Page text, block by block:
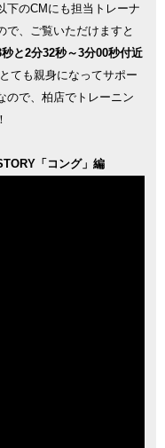
下のCMにも担当トレーナ
で、ご覧いただけますと
と2分32秒～3分00秒付近
ても親身になってサポー
ので、柏店でトレーニン
「コング」編